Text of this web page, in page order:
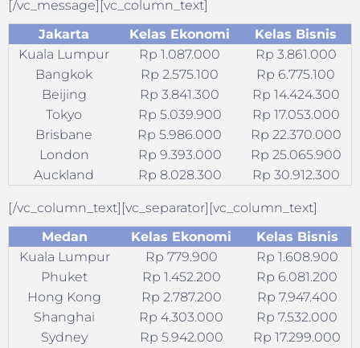
[/vc_message][vc_column_text]
Jakarta
Kelas Ekonomi
Kelas Bisnis
Kuala Lumpur
Rp 1.087.000
Rp 3.861.000
Bangkok
Rp 2.575.100
Rp 6.775.100
Beijing
Rp 3.841.300
Rp 14.424.300
Tokyo
Rp 5.039.900
Rp 17.053.000
Brisbane
Rp 5.986.000
Rp 22.370.000
London
Rp 9.393.000
Rp 25.065.900
Auckland
Rp 8.028.300 Rp 30.912.300
[/vc_column_text][vc_separator][vc_column_text]
Medan
Kelas Ekonomi
Kelas Bisnis
Kuala Lumpur
Rp 779.900
Rp 1.608.900
Phuket
Rp 1.452.200
Rp 6.081.200
Hong Kong
Rp 2.787.200
Rp 7.947.400
Shanghai
Rp 4.303.000
Rp 7.532.000
Sydney
Rp 5.942.000
Rp 17.299.000